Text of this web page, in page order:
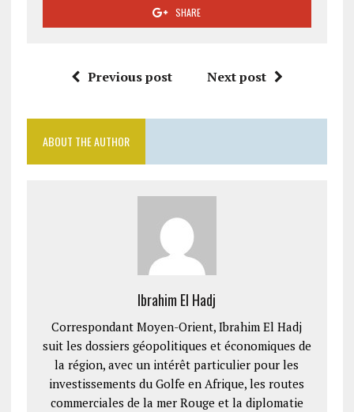
SHARE
Previous post Next post
ABOUT THE AUTHOR
Ibrahim El Hadj
Correspondant Moyen-Orient, Ibrahim El Hadj
suit les dossiers géopolitiques et économiques de
la région, avec un intérêt particulier pour les
investissements du Golfe en Afrique, les routes
commerciales de la mer Rouge et la diplomatie